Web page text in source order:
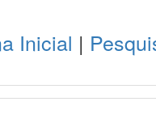
Inicial |